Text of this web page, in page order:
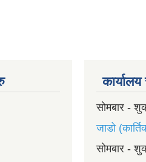
सोमबार -
जाडो
सोमबार -